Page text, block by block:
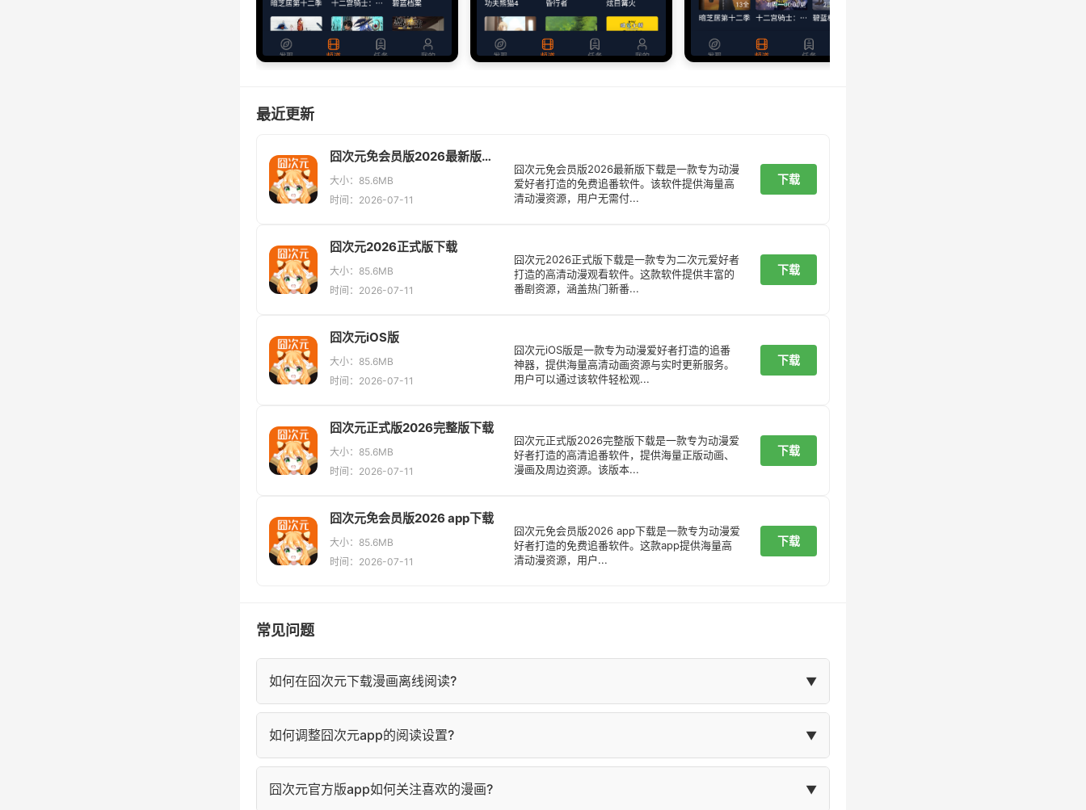
最近更新
囧次元免会员版2026最新版下载
大小：85.6MB
时间：2026-07-11
囧次元免会员版2026最新版下载是一款专为动漫
爱好者打造的免费追番软件。该软件提供海量高
清动漫资源，用户无需付...
下载
囧次元2026正式版下载
大小：85.6MB
时间：2026-07-11
囧次元2026正式版下载是一款专为二次元爱好者
打造的高清动漫观看软件。这款软件提供丰富的
番剧资源，涵盖热门新番...
下载
囧次元iOS版
大小：85.6MB
时间：2026-07-11
囧次元iOS版是一款专为动漫爱好者打造的追番
神器，提供海量高清动画资源与实时更新服务。
用户可以通过该软件轻松观...
下载
囧次元正式版2026完整版下载
大小：85.6MB
时间：2026-07-11
囧次元正式版2026完整版下载是一款专为动漫爱
好者打造的高清追番软件，提供海量正版动画、
漫画及周边资源。该版本...
下载
囧次元免会员版2026 app下载
大小：85.6MB
时间：2026-07-11
囧次元免会员版2026 app下载是一款专为动漫爱
好者打造的免费追番软件。这款app提供海量高
清动漫资源，用户...
下载
常见问题
如何在囧次元下载漫画离线阅读? ▼
进入囧次元漫画详情页，点击"下载"按钮，选择要下载的章节即可。下载完成后，在"我的"页面
的"离线缓存"中查看。
如何调整囧次元app的阅读设置? ▼
在囧次元阅读页面点击屏幕中央，弹出阅读设置菜单，可调整亮度、背景色、字体大小等设置。
囧次元官方版app如何关注喜欢的漫画? ▼